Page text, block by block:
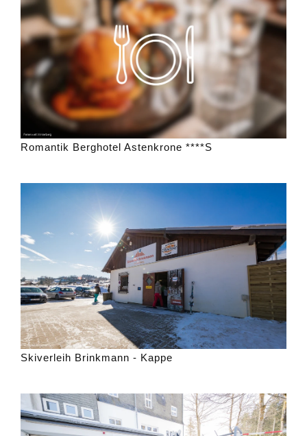
Romantik Berghotel Astenkrone ****S
Skiverleih Brinkmann - Kappe